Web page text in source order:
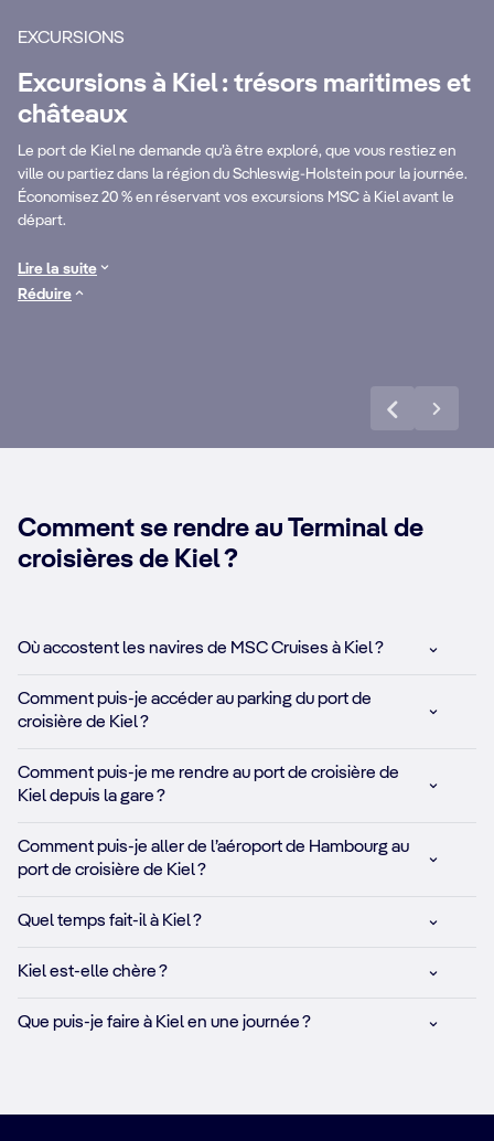
EXCURSIONS
Excursions à Kiel : trésors maritimes et
châteaux
Le port de Kiel ne demande qu’à être exploré, que vous restiez en
ville ou partiez dans la région du Schleswig-Holstein pour la journée.
Économisez 20 % en réservant vos excursions MSC à Kiel avant le
départ.
Lire la suite
Réduire
Découvrez la
puissance maritime
Comment se rendre au Terminal de
croisières de Kiel ?
Où accostent les navires de MSC Cruises à Kiel ?
Comment puis-je accéder au parking du port de
croisière de Kiel ?
Comment puis-je me rendre au port de croisière de
Kiel depuis la gare ?
Comment puis-je aller de l’aéroport de Hambourg au
port de croisière de Kiel ?
Quel temps fait-il à Kiel ?
Kiel est-elle chère ?
Que puis-je faire à Kiel en une journée ?